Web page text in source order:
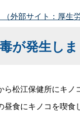
外部サイト：厚生
が発生しま
松江保健所にキ
食にキノコを喫食